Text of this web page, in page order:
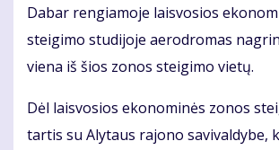
Da­bar ren­gia­mo­je lais­vo­sios
stei­gi­mo stu­di­jo­je ae­ro­dro­mas
vie­na iš šios zo­nos stei­gi­mo vie­tų.
Dėl lais­vo­sios eko­no­mi­nės zo­nos
tar­tis su Aly­taus ra­jo­no sa­vi­val­dy­be,